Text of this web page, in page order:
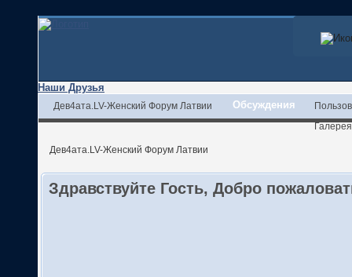
Наши Друзья
Дев4ата.LV-Женский Форум Латвии Обсуждения
Галерея
Дев4ата.LV-Женский Форум Латвии
Здравствуйте Гость, Добро